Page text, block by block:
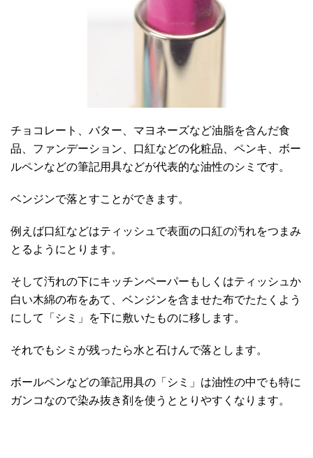
チョコレート、バター、マヨネーズなど油脂を含んだ食
品、ファンデーション、口紅などの化粧品、ペンキ、ボー
ルペンなどの筆記用具などが代表的な油性のシミです。
ベンジンで落とすことができます。
例えば口紅などはティッシュで表面の口紅の汚れをつまみ
とるようにとります。
そして汚れの下にキッチンペーパーもしくはティッシュか
白い木綿の布をあて、ベンジンを含ませた布でたたくよう
にして「シミ」を下に敷いたものに移します。
それでもシミが残ったら水と石けんで落とします。
ボールペンなどの筆記用具の「シミ」は油性の中でも特に
ガンコなので染み抜き剤を使うととりやすくなります。